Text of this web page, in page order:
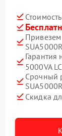
Привезем
5000VA
Срочный
Скидка